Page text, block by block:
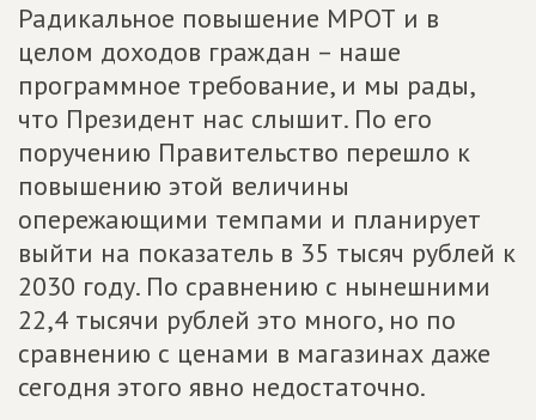
Радикальное повышение МРОТ и в
целом доходов граждан – наше
программное требование, и мы рады,
что Президент нас слышит. По его
поручению Правительство перешло к
повышению этой величины
опережающими темпами и планирует
выйти на показатель в 35 тысяч рублей к
2030 году. По сравнению с нынешними
22,4 тысячи рублей это много, но по
сравнению с ценами в магазинах даже
сегодня этого явно недостаточно.